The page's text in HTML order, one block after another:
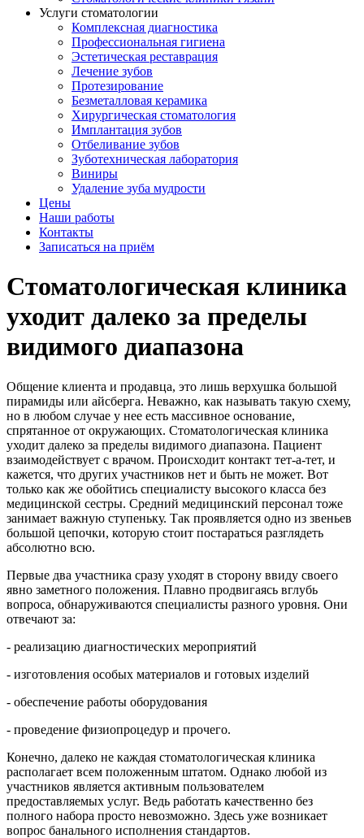
Услуги стоматологии
Комплексная диагностика
Профессиональная гигиена
Эстетическая реставрация
Лечение зубов
Протезирование
Безметалловая керамика
Хирургическая стоматология
Имплантация зубов
Отбеливание зубов
Зуботехническая лаборатория
Виниры
Удаление зуба мудрости
Цены
Наши работы
Контакты
Записаться на приём
Стоматологическая клиника
уходит далеко за пределы
видимого диапазона
Общение клиента и продавца, это лишь верхушка большой
пирамиды или айсберга. Неважно, как называть такую схему,
но в любом случае у нее есть массивное основание,
спрятанное от окружающих. Стоматологическая клиника
уходит далеко за пределы видимого диапазона. Пациент
взаимодействует с врачом. Происходит контакт тет-а-тет, и
кажется, что других участников нет и быть не может. Вот
только как же обойтись специалисту высокого класса без
медицинской сестры. Средний медицинский персонал тоже
занимает важную ступеньку. Так проявляется одно из звеньев
большой цепочки, которую стоит постараться разглядеть
абсолютно всю.
Первые два участника сразу уходят в сторону ввиду своего
явно заметного положения. Плавно продвигаясь вглубь
вопроса, обнаруживаются специалисты разного уровня. Они
отвечают за:
- реализацию диагностических мероприятий
- изготовления особых материалов и готовых изделий
- обеспечение работы оборудования
- проведение физиопроцедур и прочего.
Конечно, далеко не каждая стоматологическая клиника
располагает всем положенным штатом. Однако любой из
участников является активным пользователем
предоставляемых услуг. Ведь работать качественно без
полного набора просто невозможно. Здесь уже возникает
вопрос банального исполнения стандартов.